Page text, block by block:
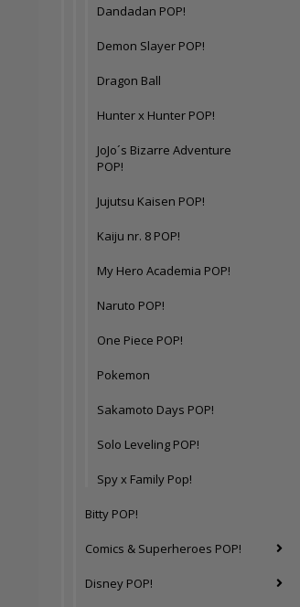
Dandadan POP!
Demon Slayer POP!
Dragon Ball
Hunter x Hunter POP!
JoJo´s Bizarre Adventure
POP!
Jujutsu Kaisen POP!
Kaiju nr. 8 POP!
My Hero Academia POP!
Naruto POP!
One Piece POP!
Pokemon
Sakamoto Days POP!
Solo Leveling POP!
Spy x Family Pop!
Bitty POP!
Comics & Superheroes POP!
Disney POP!